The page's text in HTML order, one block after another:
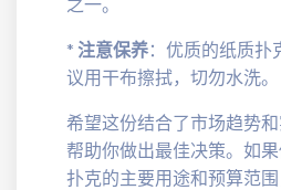
之一。
* 注意保养：优质的纸质扑
议用干布擦拭，切勿水洗。
希望这份结合了市场趋势
帮助你做出最佳决策。如
扑克的主要用途和预算范